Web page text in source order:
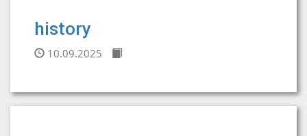
history
10.09.2025